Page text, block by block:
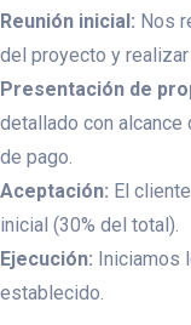
Reunión inicial: Nos
del proyecto y
Presentación de
detallado con
de pago.
Aceptación: El
inicial (30% del total).
Ejecución: Iniciamos
establecido.